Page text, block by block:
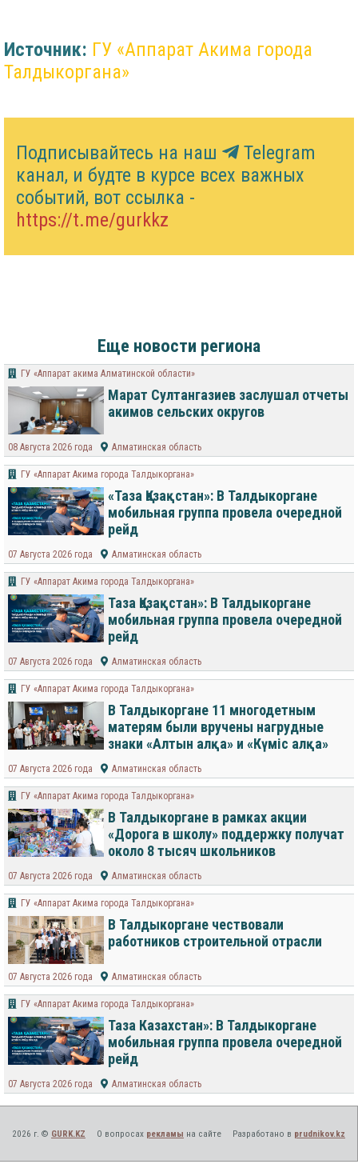
Источник: ГУ «Аппарат Акима города
Талдыкоргана»
Подписывайтесь на наш
Telegram
канал, и будте в курсе всех важных
событий, вот ссылка -
https://t.me/gurkkz
Еще новости региона
​ГУ «Аппарат акима Алматинской области»
Марат Султангазиев заслушал отчеты
акимов сельских округов
08 Августа 2026 года Алматинская область
ГУ «Аппарат Акима города Талдыкоргана»
«Таза Қазақстан»: В Талдыкоргане
мобильная группа провела очередной
рейд
07 Августа 2026 года Алматинская область
ГУ «Аппарат Акима города Талдыкоргана»
Таза Қазақстан»: В Талдыкоргане
мобильная группа провела очередной
рейд
07 Августа 2026 года Алматинская область
ГУ «Аппарат Акима города Талдыкоргана»
В Талдыкоргане 11 многодетным
матерям были вручены нагрудные
знаки «Алтын алқа» и «Күміс алқа»
07 Августа 2026 года Алматинская область
ГУ «Аппарат Акима города Талдыкоргана»
В Талдыкоргане в рамках акции
«Дорога в школу» поддержку получат
около 8 тысяч школьников
07 Августа 2026 года Алматинская область
ГУ «Аппарат Акима города Талдыкоргана»
В Талдыкоргане чествовали
работников строительной отрасли
07 Августа 2026 года Алматинская область
ГУ «Аппарат Акима города Талдыкоргана»
Таза Казахстан»: В Талдыкоргане
мобильная группа провела очередной
рейд
07 Августа 2026 года Алматинская область
2026 г. © GURK.KZ О вопросах рекламы на сайте Разработано в prudnikov.kz